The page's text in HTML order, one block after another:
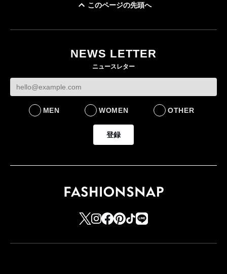
このページの先頭へ
NEWS LETTER
ニュースレター
MEN WOMEN OTHER
登録